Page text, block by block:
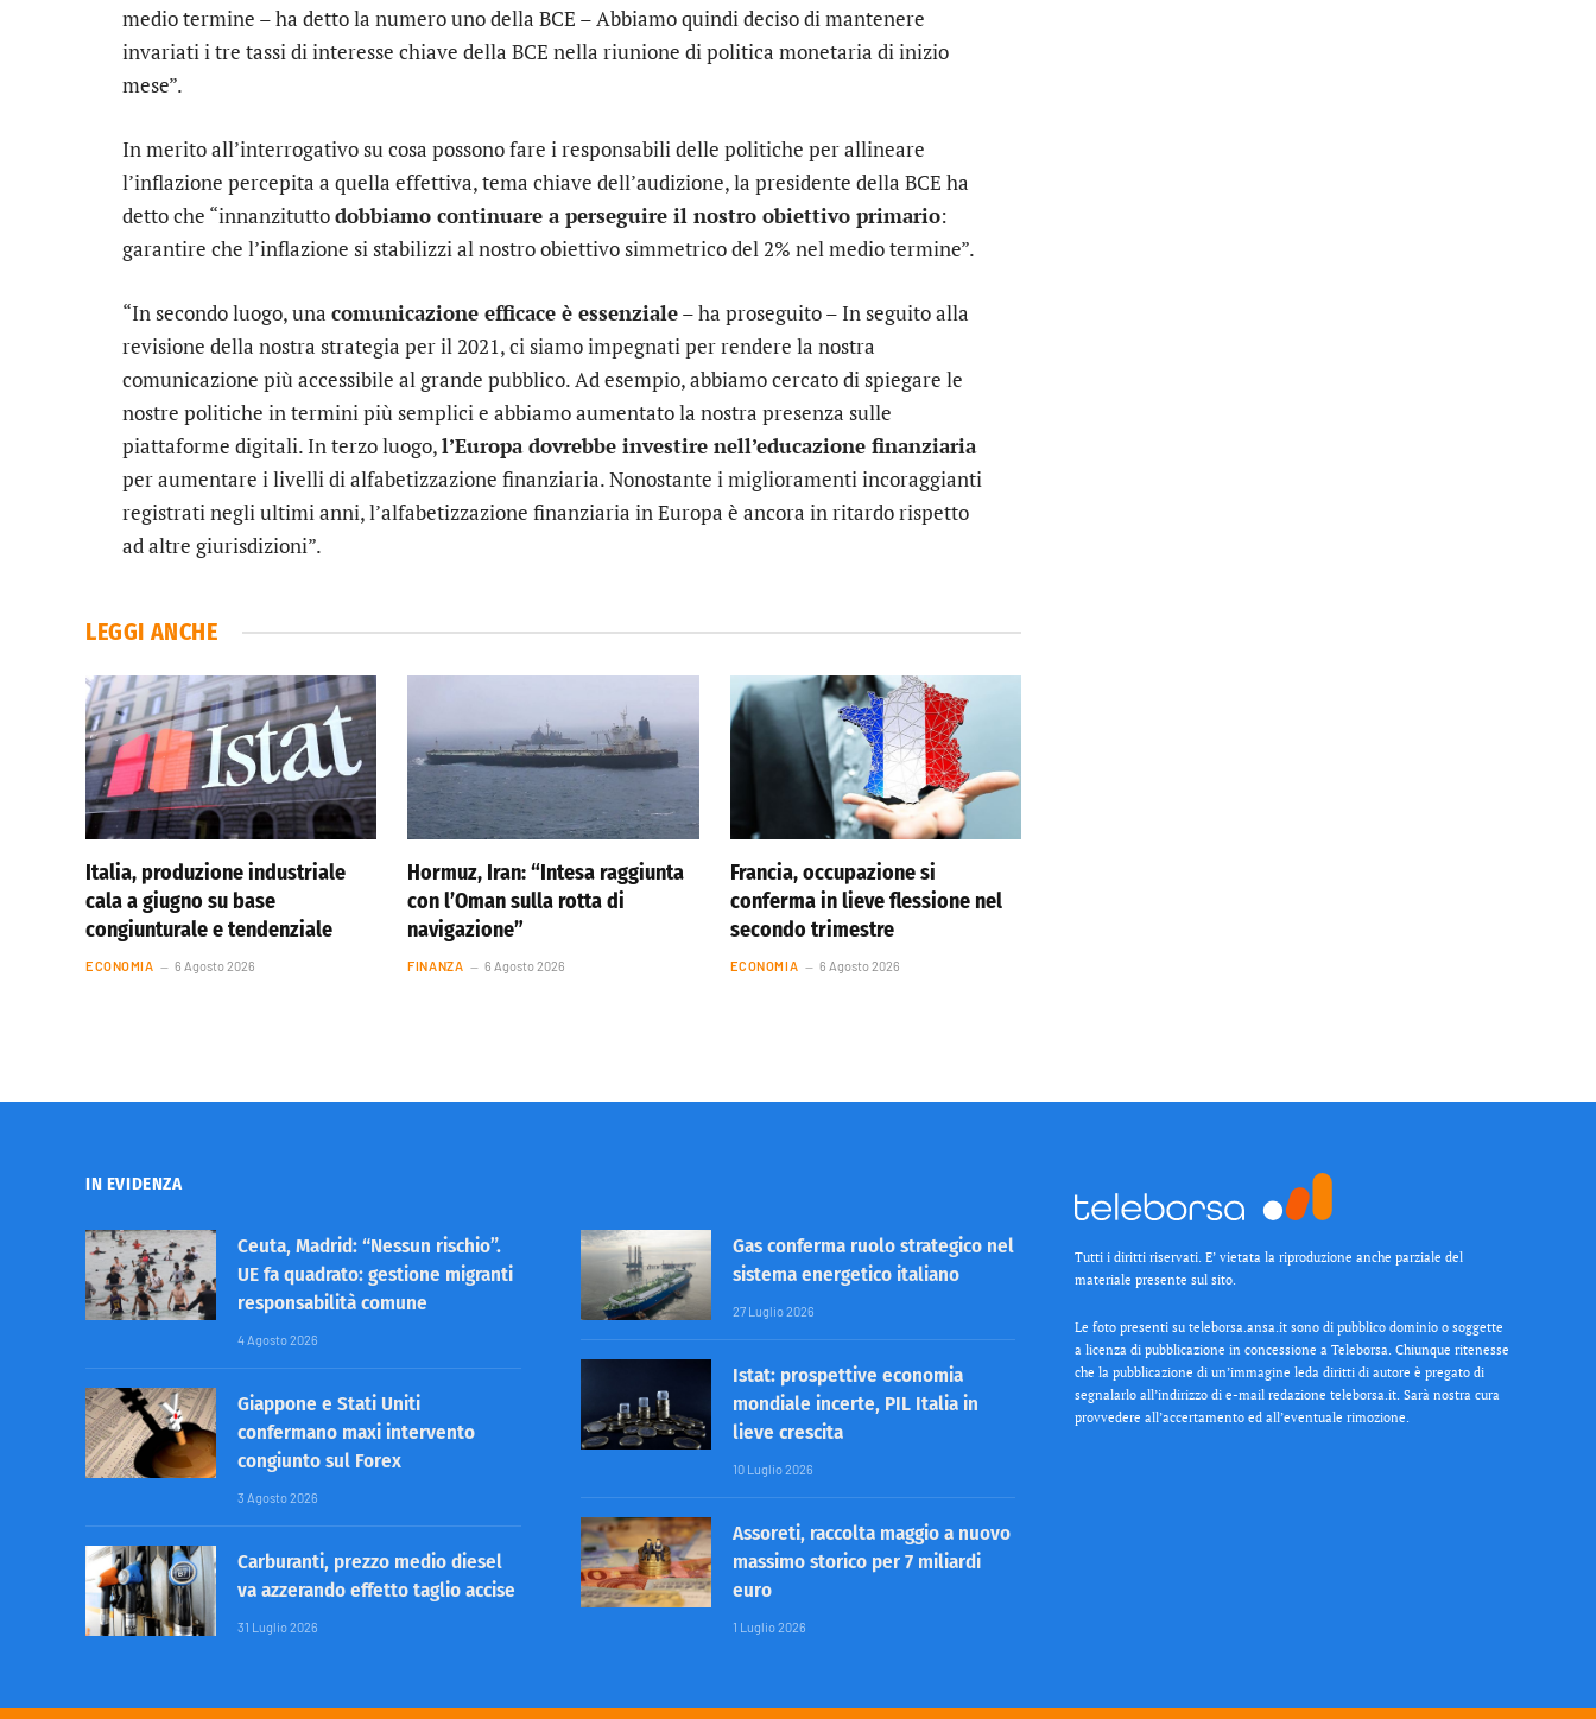
medio termine – ha detto la numero uno della BCE – Abbiamo quindi deciso di mantenere
invariati i tre tassi di interesse chiave della BCE nella riunione di politica monetaria di inizio
mese”.
In merito all’interrogativo su cosa possono fare i responsabili delle politiche per allineare
l’inflazione percepita a quella effettiva, tema chiave dell’audizione, la presidente della BCE ha
detto che “innanzituttodobbiamo continuare a perseguire il nostro obiettivo primario:
garantire che l’inflazione si stabilizzi al nostro obiettivo simmetrico del 2% nel medio termine”.
“In secondo luogo, una comunicazione efficace è essenziale– ha proseguito – In seguito alla
revisione della nostra strategia per il 2021, ci siamo impegnati per rendere la nostra
comunicazione più accessibile al grande pubblico. Ad esempio, abbiamo cercato di spiegare le
nostre politiche in termini più semplici e abbiamo aumentato la nostra presenza sulle
piattaforme digitali. In terzo luogo,l’Europa dovrebbe investire nell’educazione finanziaria
per aumentare i livelli di alfabetizzazione finanziaria. Nonostante i miglioramenti incoraggianti
registrati negli ultimi anni, l’alfabetizzazione finanziaria in Europa è ancora in ritardo rispetto
ad altre giurisdizioni”.
LEGGI ANCHE
Italia, produzione industriale
cala a giugno su base
congiunturale e tendenziale
ECONOMIA 6 Agosto 2026
Hormuz, Iran: “Intesa raggiunta
con l’Oman sulla rotta di
navigazione”
FINANZA 6 Agosto 2026
Francia, occupazione si
conferma in lieve flessione nel
secondo trimestre
ECONOMIA 6 Agosto 2026
IN EVIDENZA
Ceuta, Madrid: “Nessun rischio”.
UE fa quadrato: gestione migranti
responsabilità comune
4 Agosto 2026
Giappone e Stati Uniti
confermano maxi intervento
congiunto sul Forex
3 Agosto 2026
Carburanti, prezzo medio diesel
va azzerando effetto taglio accise
31 Luglio 2026
Gas conferma ruolo strategico nel
sistema energetico italiano
27 Luglio 2026
Istat: prospettive economia
mondiale incerte, PIL Italia in
lieve crescita
10 Luglio 2026
Assoreti, raccolta maggio a nuovo
massimo storico per 7 miliardi
euro
1 Luglio 2026
Tutti i diritti riservati. E’ vietata la riproduzione anche parziale del
materiale presente sul sito.
Le foto presenti su teleborsa.ansa.it sono di pubblico dominio o soggette
a licenza di pubblicazione in concessione a Teleborsa. Chiunque ritenesse
che la pubblicazione di un’immagine leda diritti di autore è pregato di
segnalarlo all’indirizzo di e-mail redazione teleborsa.it. Sarà nostra cura
provvedere all’accertamento ed all’eventuale rimozione.